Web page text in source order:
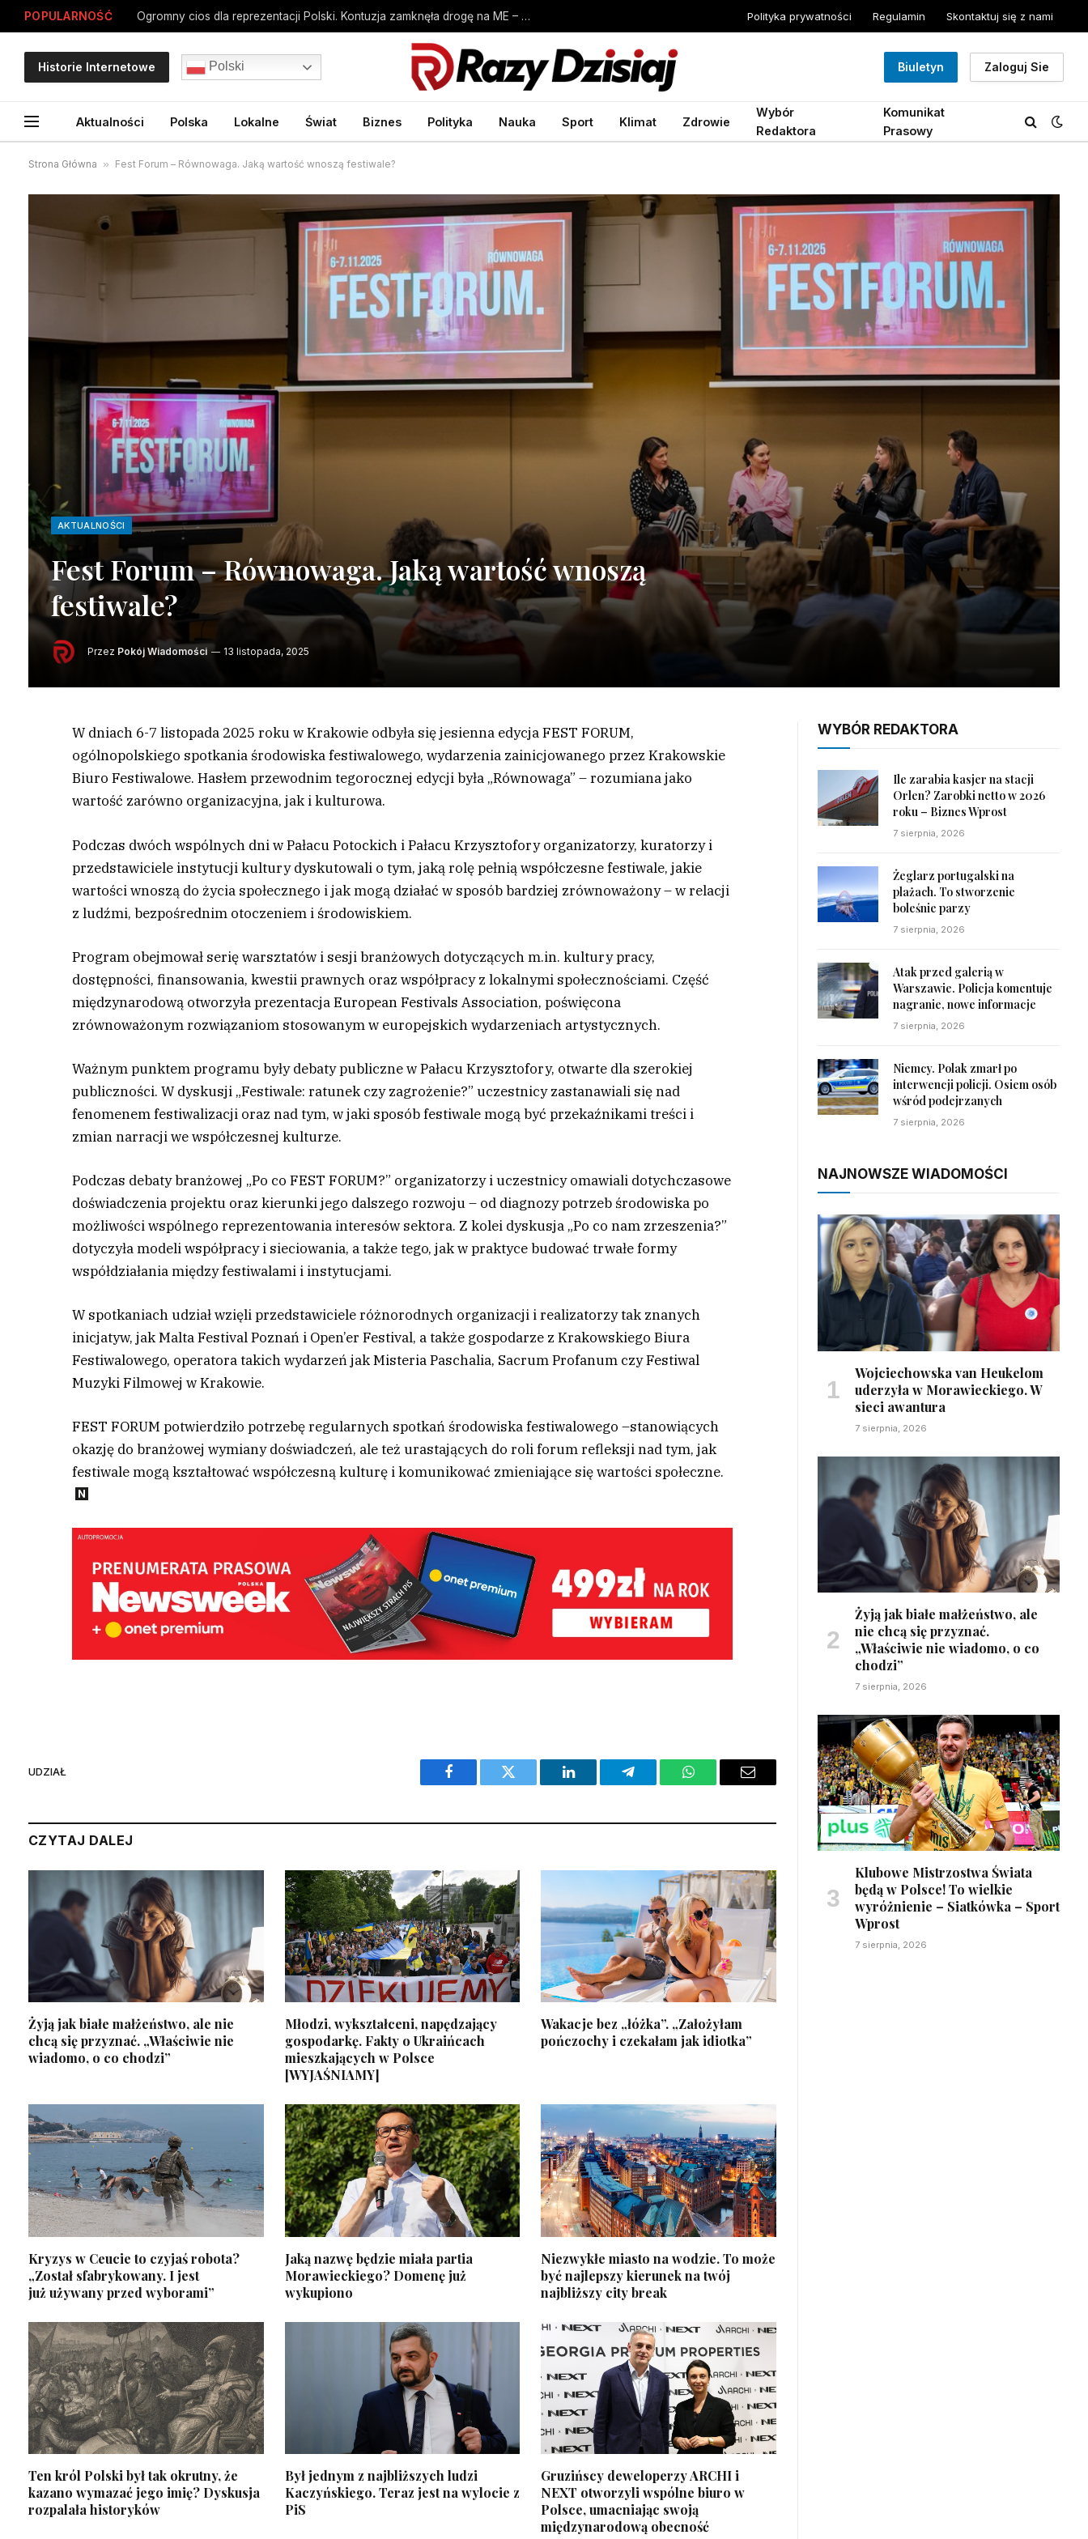
POPULARNOŚĆ Ogromny cios dla reprezentacji Polski. Kontuzja zamknęła drogę na ME – Siatkówka – Sport Wprost Polityka prywatności Regulamin Skontaktuj się z nami
Historie Internetowe Polski Biuletyn Zaloguj Sie
Aktualności Polska Lokalne Świat Biznes Polityka Nauka Sport Klimat Zdrowie
Wybór
Redaktora
Komunikat
Prasowy
Strona Główna » Fest Forum – Równowaga. Jaką wartość wnoszą festiwale?
AKTUALNOŚCI
Fest Forum – Równowaga. Jaką wartość wnoszą
festiwale?
Przez Pokój Wiadomości 13 listopada, 2025
W dniach 6-7 listopada 2025 roku w Krakowie odbyła się jesienna edycja FEST FORUM,
ogólnopolskiego spotkania środowiska festiwalowego, wydarzenia zainicjowanego przez Krakowskie
Biuro Festiwalowe. Hasłem przewodnim tegorocznej edycji była „Równowaga” – rozumiana jako
wartość zarówno organizacyjna, jak i kulturowa.
Podczas dwóch wspólnych dni w Pałacu Potockich i Pałacu Krzysztofory organizatorzy, kuratorzy i
przedstawiciele instytucji kultury dyskutowali o tym, jaką rolę pełnią współczesne festiwale, jakie
wartości wnoszą do życia społecznego i jak mogą działać w sposób bardziej zrównoważony – w relacji
z ludźmi, bezpośrednim otoczeniem i środowiskiem.
Program obejmował serię warsztatów i sesji branżowych dotyczących m.in. kultury pracy,
dostępności, finansowania, kwestii prawnych oraz współpracy z lokalnymi społecznościami. Część
międzynarodową otworzyła prezentacja European Festivals Association, poświęcona
zrównoważonym rozwiązaniom stosowanym w europejskich wydarzeniach artystycznych.
Ważnym punktem programu były debaty publiczne w Pałacu Krzysztofory, otwarte dla szerokiej
publiczności. W dyskusji „Festiwale: ratunek czy zagrożenie?” uczestnicy zastanawiali się nad
fenomenem festiwalizacji oraz nad tym, w jaki sposób festiwale mogą być przekaźnikami treści i
zmian narracji we współczesnej kulturze.
Podczas debaty branżowej „Po co FEST FORUM?” organizatorzy i uczestnicy omawiali dotychczasowe
doświadczenia projektu oraz kierunki jego dalszego rozwoju – od diagnozy potrzeb środowiska po
możliwości wspólnego reprezentowania interesów sektora. Z kolei dyskusja „Po co nam zrzeszenia?”
dotyczyła modeli współpracy i sieciowania, a także tego, jak w praktyce budować trwałe formy
współdziałania między festiwalami i instytucjami.
W spotkaniach udział wzięli przedstawiciele różnorodnych organizacji i realizatorzy tak znanych
inicjatyw, jak Malta Festival Poznań i Open’er Festival, a także gospodarze z Krakowskiego Biura
Festiwalowego, operatora takich wydarzeń jak Misteria Paschalia, Sacrum Profanum czy Festiwal
Muzyki Filmowej w Krakowie.
FEST FORUM potwierdziło potrzebę regularnych spotkań środowiska festiwalowego –stanowiących
okazję do branżowej wymiany doświadczeń, ale też urastających do roli forum refleksji nad tym, jak
festiwale mogą kształtować współczesną kulturę i komunikować zmieniające się wartości społeczne.
UDZIAŁ
Facebook Twitter LinkedIn Telegram WhatsAppEmail
CZYTAJ DALEJ
Żyją jak białe małżeństwo, ale nie
chcą się przyznać. „Właściwie nie
wiadomo, o co chodzi”
Młodzi, wykształceni, napędzający
gospodarkę. Fakty o Ukraińcach
mieszkających w Polsce
[WYJAŚNIAMY]
Wakacje bez „łóżka”. „Założyłam
pończochy i czekałam jak idiotka”
Kryzys w Ceucie to czyjaś robota?
„Został sfabrykowany. I jest
już używany przed wyborami”
Jaką nazwę będzie miała partia
Morawieckiego? Domenę już
wykupiono
Niezwykłe miasto na wodzie. To może
być najlepszy kierunek na twój
najbliższy city break
Ten król Polski był tak okrutny, że
kazano wymazać jego imię? Dyskusja
rozpalała historyków
Był jednym z najbliższych ludzi
Kaczyńskiego. Teraz jest na wylocie z
PiS
Gruzińscy deweloperzy ARCHI i
NEXT otworzyli wspólne biuro w
Polsce, umacniając swoją
międzynarodową obecność
WYBÓR REDAKTORA
Ile zarabia kasjer na stacji
Orlen? Zarobki netto w 2026
roku – Biznes Wprost
7 sierpnia, 2026
Żeglarz portugalski na
plażach. To stworzenie
boleśnie parzy
7 sierpnia, 2026
Atak przed galerią w
Warszawie. Policja komentuje
nagranie, nowe informacje
7 sierpnia, 2026
Niemcy. Polak zmarł po
interwencji policji. Osiem osób
wśród podejrzanych
7 sierpnia, 2026
NAJNOWSZE WIADOMOŚCI
Wojciechowska van Heukelom
uderzyła w Morawieckiego. W
sieci awantura
7 sierpnia, 2026
Żyją jak białe małżeństwo, ale
nie chcą się przyznać.
„Właściwie nie wiadomo, o co
chodzi”
7 sierpnia, 2026
Klubowe Mistrzostwa Świata
będą w Polsce! To wielkie
wyróżnienie – Siatkówka – Sport
Wprost
7 sierpnia, 2026